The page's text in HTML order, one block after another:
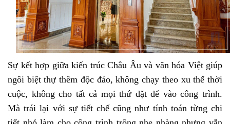
Sự kết hợp giữa kiến trúc Châu Âu và văn hóa Việt giúp
ngôi biệt thự thêm độc đáo, không chạy theo xu thế thời
cuộc, không cho tất cả mọi thứ đặt để vào công trình.
Mà trái lại với sự tiết chế cũng như tính toán từng chi